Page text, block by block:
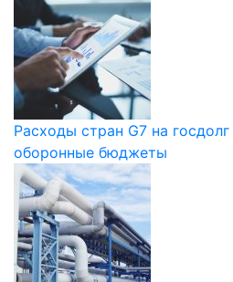
Расходы стран G7 на
оборонные бюджеты